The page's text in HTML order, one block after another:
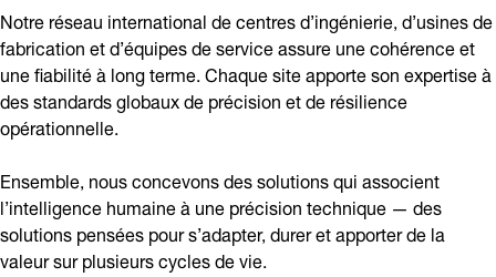
Notre réseau international de centres d’ingénierie, d’usines de
fabrication et d’équipes de service assure une cohérence et
une fiabilité à long terme. Chaque site apporte son expertise à
des standards globaux de précision et de résilience
opérationnelle.
Ensemble, nous concevons des solutions qui associent
l’intelligence humaine à une précision technique — des
solutions pensées pour s’adapter, durer et apporter de la
valeur sur plusieurs cycles de vie.